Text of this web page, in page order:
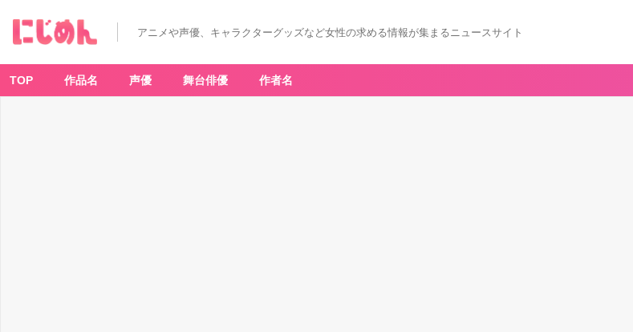
アニメや声優、キャラクターグッズなど女性の求める情報が集まるニュースサイト
TOP 作品名 声優 舞台俳優 作者名